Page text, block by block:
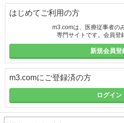
はじめてご利用の方
m3.comは、医療従事者の
専門サイトです。会員登
新規会員登
m3.comにご登録済の方
ログイン